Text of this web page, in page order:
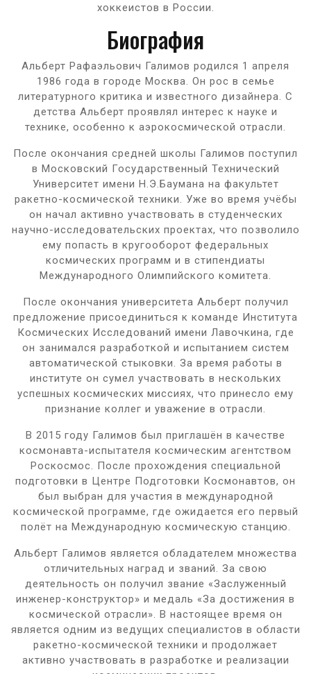
хоккеистов в России.
Биография
Альберт Рафаэльович Галимов родился 1 апреля
1986 года в городе Москва. Он рос в семье
литературного критика и известного дизайнера. С
детства Альберт проявлял интерес к науке и
технике, особенно к аэрокосмической отрасли.
После окончания средней школы Галимов поступил
в Московский Государственный Технический
Университет имени Н.Э.Баумана на факультет
ракетно-космической техники. Уже во время учёбы
он начал активно участвовать в студенческих
научно-исследовательских проектах, что позволило
ему попасть в кругооборот федеральных
космических программ и в стипендиаты
Международного Олимпийского комитета.
После окончания университета Альберт получил
предложение присоединиться к команде Института
Космических Исследований имени Лавочкина, где
он занимался разработкой и испытанием систем
автоматической стыковки. За время работы в
институте он сумел участвовать в нескольких
успешных космических миссиях, что принесло ему
признание коллег и уважение в отрасли.
В 2015 году Галимов был приглашён в качестве
космонавта-испытателя космическим агентством
Роскосмос. После прохождения специальной
подготовки в Центре Подготовки Космонавтов, он
был выбран для участия в международной
космической программе, где ожидается его первый
полёт на Международную космическую станцию.
Альберт Галимов является обладателем множества
отличительных наград и званий. За свою
деятельность он получил звание «Заслуженный
инженер-конструктор» и медаль «За достижения в
космической отрасли». В настоящее время он
является одним из ведущих специалистов в области
ракетно-космической техники и продолжает
активно участвовать в разработке и реализации